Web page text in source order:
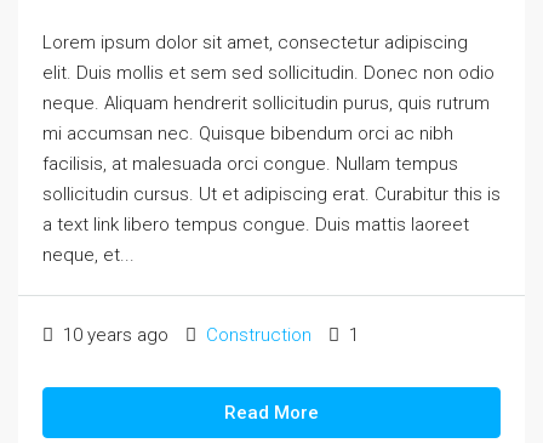
Lorem ipsum dolor sit amet, consectetur adipiscing
elit. Duis mollis et sem sed sollicitudin. Donec non odio
neque. Aliquam hendrerit sollicitudin purus, quis rutrum
mi accumsan nec. Quisque bibendum orci ac nibh
facilisis, at malesuada orci congue. Nullam tempus
sollicitudin cursus. Ut et adipiscing erat. Curabitur this is
a text link libero tempus congue. Duis mattis laoreet
neque, et...
10 years ago Construction 1
Read More